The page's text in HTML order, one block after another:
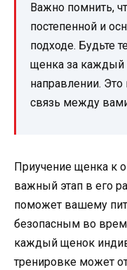
Важно помнить,
постепенной и
подходе. Будьте
щенка за
направлении.
связь между
Приучение щенка к
важный этап в его
поможет вашему
безопасным во
каждый щенок
тренировке может